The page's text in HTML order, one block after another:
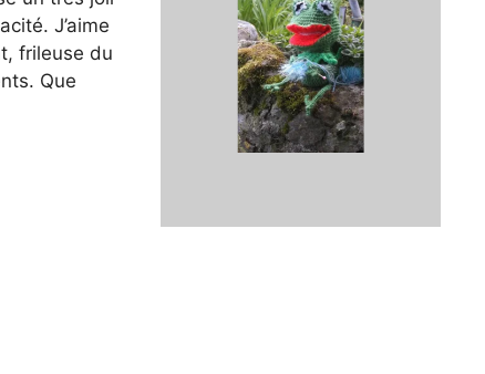
J’aime
frileuse du
Que